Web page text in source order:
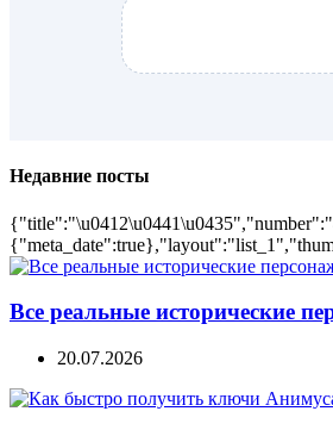
Недавние посты
Все реальные исторические
20.07.2026